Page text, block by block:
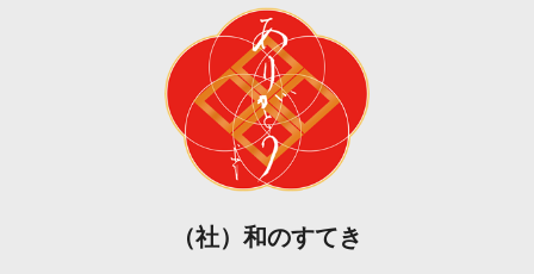
（社）和のすてき